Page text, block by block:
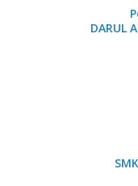
DARUL